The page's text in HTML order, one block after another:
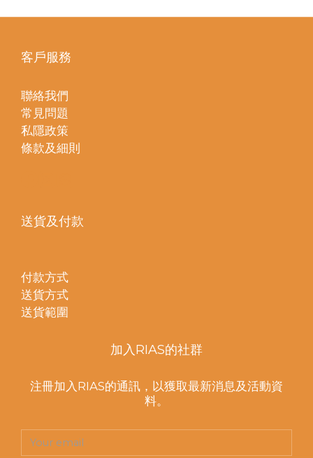
客戶服務
聯絡我們
常見問題
私隱政策
條款及細則
送貨及付款
付款方式
送貨方式
送貨範圍
加入RIAS的社群
注冊加入RIAS的通訊，以獲取最新消息及活動資
料。